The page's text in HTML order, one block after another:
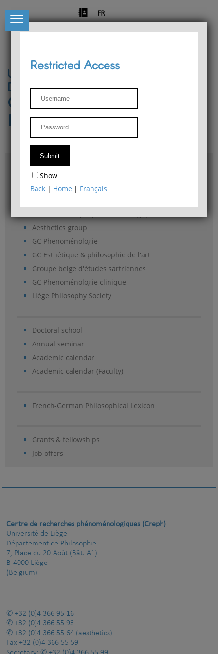
FR
University of Liège
Départment of Philosophy
Center for Phenomenological
Research
Access & maps
Philosophy Department Library
Aesthetics group
GC Phénoménologie
GC Esthétique & philosophie de l'art
Groupe belge d'études sartriennes
GC Phénoménologie clinique
Liège Philosophy Society
Doctoral school
Annual seminar
Academic calendar
Academic calendar (Faculty)
French-German Philosophical Lexicon
Grants & fellowships
Job offers
Restricted Access
Show
Back | Home | Français
Centre de recherches phénoménologiques (Creph)
Université de Liège
Département de Philosophie
7, Place du 20-Août (Bât. A1)
B-4000 Liège
(Belgium)
+32 (0)4 366 95 16
+32 (0)4 366 55 93
+32 (0)4 366 55 64 (aesthetics)
Fax +32 (0)4 366 55 59